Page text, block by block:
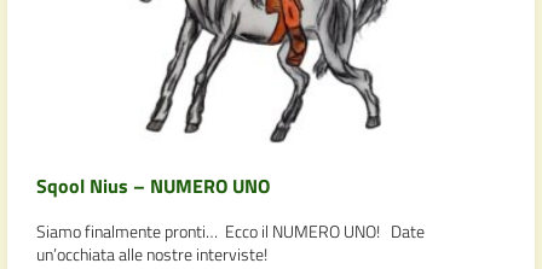
Sqool Nius – NUMERO UNO
Siamo finalmente pronti… Ecco il NUMERO UNO! Date
un’occhiata alle nostre interviste!